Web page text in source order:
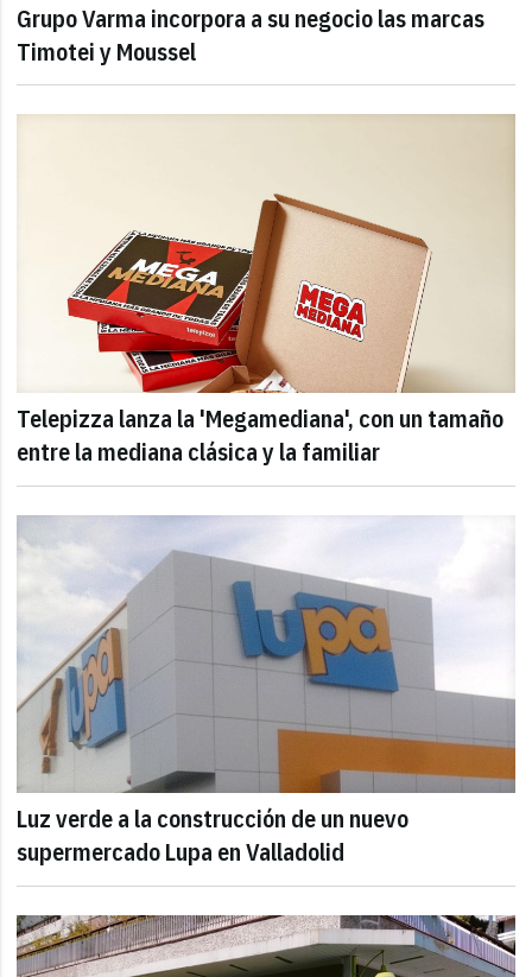
Grupo Varma incorpora a su negocio las marcas
Timotei y Moussel
Telepizza lanza la 'Megamediana', con un tamaño
entre la mediana clásica y la familiar
Luz verde a la construcción de un nuevo
supermercado Lupa en Valladolid